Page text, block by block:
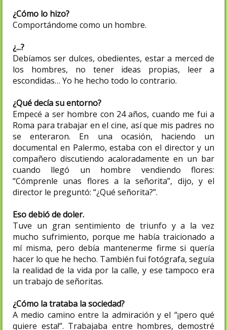
¿Cómo lo hizo?
Comportándome como un hombre.
¿...?
Debíamos ser dulces, obedientes, estar a merced de
los hombres, no tener ideas propias, leer a
escondidas… Yo he hecho todo lo contrario.
¿Qué decía su entorno?
Empecé a ser hombre con 24 años, cuando me fui a
Roma para trabajar en el cine, así que mis padres no
se enteraron. En una ocasión, haciendo un
documental en Palermo, estaba con el director y un
compañero discutiendo acaloradamente en un bar
cuando llegó un hombre vendiendo flores:
“Cómprenle unas flores a la señorita”, dijo, y el
director le preguntó: “¿Qué señorita?”.
Eso debió de doler.
Tuve un gran sentimiento de triunfo y a la vez
mucho sufrimiento, porque me había traicionado a
mí misma, pero debía mantenerme firme si quería
hacer lo que he hecho. También fui fotógrafa, seguía
la realidad de la vida por la calle, y ese tampoco era
un trabajo de señoritas.
¿Cómo la trataba la sociedad?
A medio camino entre la admiración y el “¡pero qué
quiere esta!”. Trabajaba entre hombres, demostré